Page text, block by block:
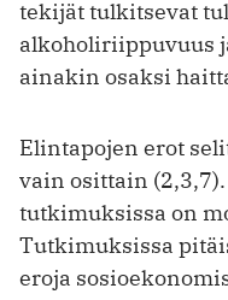
tekijät tulkitsevat
alkoholiriippuvuus
ainakin osaksi
Elintapojen erot
vain osittain
tutkimuksissa on
Tutkimuksissa
eroja